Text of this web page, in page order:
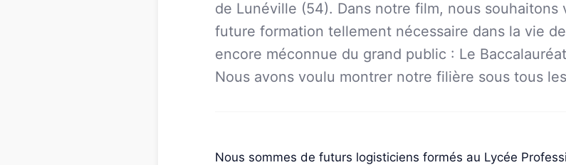
de Lunéville (54). Dans notre film, nous souhaitons
future formation tellement nécessaire dans la vie
encore méconnue du grand public : Le
Nous avons voulu montrer notre filière sous tous
Nous sommes de futurs logisticiens formés au Lycée